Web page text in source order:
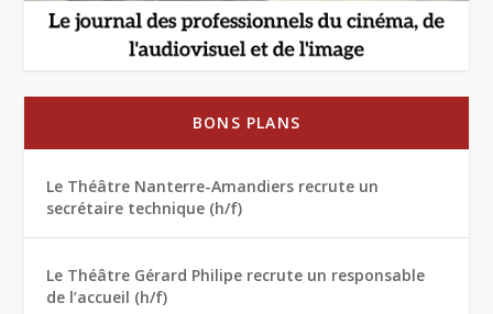
BONS PLANS
Le Théâtre Nanterre-Amandiers recrute un
secrétaire technique (h/f)
Le Théâtre Gérard Philipe recrute un responsable
de l’accueil (h/f)